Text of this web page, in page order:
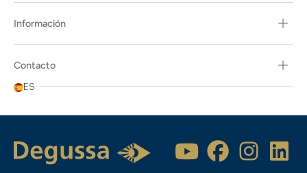
Información
Contacto
ES